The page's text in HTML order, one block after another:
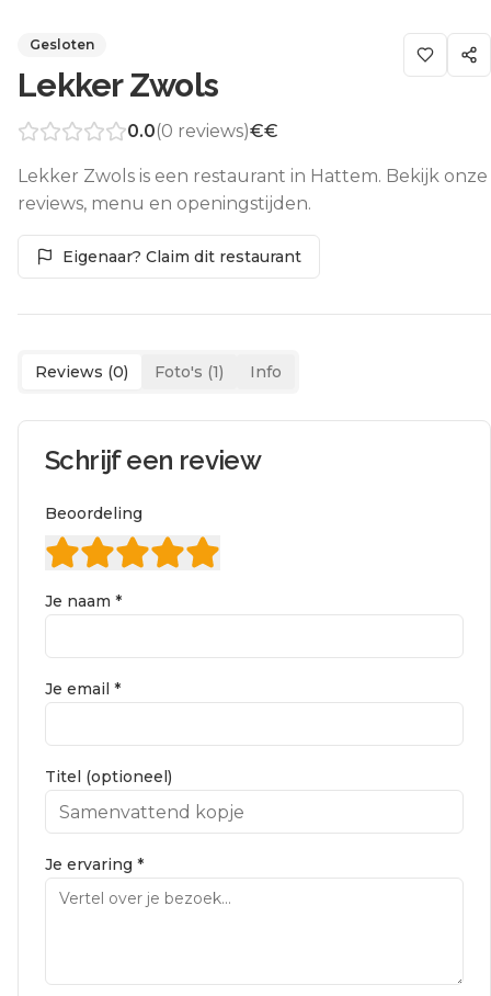
Gesloten
Lekker Zwols
0.0(0 reviews)€€
Lekker Zwols is een restaurant in Hattem. Bekijk onze
reviews, menu en openingstijden.
Eigenaar? Claim dit restaurant
Reviews (0) Foto's (1) Info
Schrijf een review
Beoordeling
Je naam *
Je email *
Titel (optioneel)
Je ervaring *